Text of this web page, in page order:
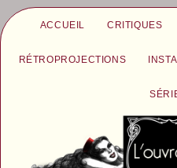
ACCUEIL CRITIQUES
RÉTROPROJECTIONS